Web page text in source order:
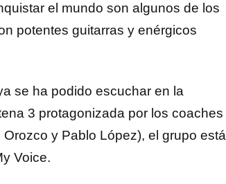
el mundo son algunos de los
potentes guitarras y enérgicos
se ha podido escuchar en la
3 protagonizada por los coaches
y Pablo López), el grupo está
Voice.